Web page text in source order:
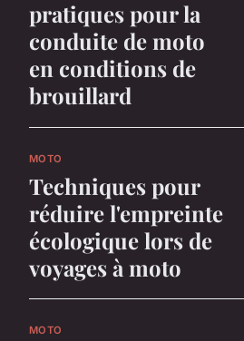
pratiques pour la
conduite de moto
en conditions de
brouillard
MOTO
Techniques pour
réduire l'empreinte
écologique lors de
voyages à moto
MOTO